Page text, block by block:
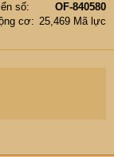
số
OF-840580
cơ
25,469 Mã lực